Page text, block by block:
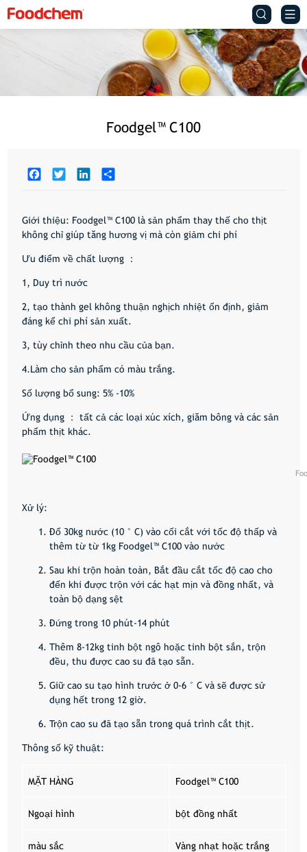
 
Foodgel™ C100
FacebookTwitter LinkedIn Share
Giới thiệu: Foodgel™ C100 là sản phẩm thay thế cho thịt
không chỉ giúp tăng hương vị mà còn giảm chi phí
Ưu điểm về chất lượng ：
1, Duy trì nước
2, tạo thành gel không thuận nghịch nhiệt ổn định, giảm
đáng kể chi phí sản xuất.
3, tùy chỉnh theo nhu cầu của bạn.
4.Làm cho sản phẩm có màu trắng.
Số lượng bổ sung: 5% -10%
Ứng dụng ：
tất cả các loại xúc xích, giăm bông và các sản
phẩm thịt khác.
Xử lý:
Đổ 30kg nước (10 ° C) vào cối cắt với tốc độ thấp và
thêm từ từ 1kg Foodgel™ C100 vào nước
Sau khi trộn hoàn toàn, Bắt đầu cắt tốc độ cao cho
đến khi được trộn với các hạt mịn và đồng nhất, và
toàn bộ dạng sệt
Đứng trong 10 phút-14 phút
Thêm 8-12kg tinh bột ngô hoặc tinh bột sắn, trộn
đều, thu được cao su đã tạo sẵn.
Giữ cao su tạo hình trước ở 0-6 ° C và sẽ được sử
dụng hết trong 12 giờ.
Trộn cao su đã tạo sẵn trong quá trình cắt thịt.
Thông số kỹ thuật:
MẶT HÀNG Foodgel™ C100
Ngoại hình bột đồng nhất
màu sắc Vàng nhạt hoặc trắng